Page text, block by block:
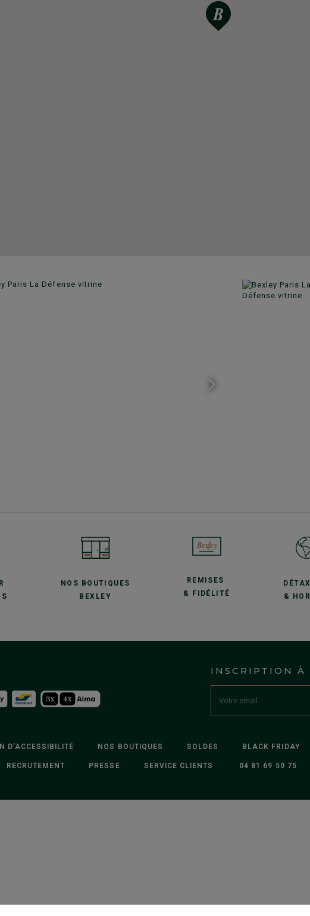
NOS BOUTIQUES
BEXLEY
REMISES
& FIDÉLITÉ
&
INSCRIPTION À
D’ACCESSIBILITÉ NOS BOUTIQUES SOLDES BLACK FRIDAY
RECRUTEMENT PRESSE SERVICE CLIENTS 04 81 69 50 75